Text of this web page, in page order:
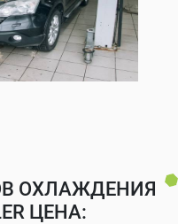
ОХЛАЖДЕНИЯ
ЦЕНА: